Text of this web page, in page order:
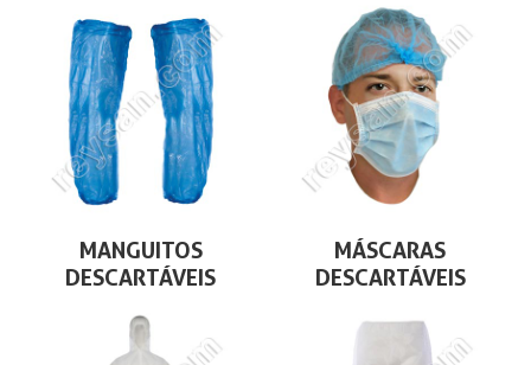
MANGUITOS
DESCARTÁVEIS
MÁSCARAS
DESCARTÁVEIS